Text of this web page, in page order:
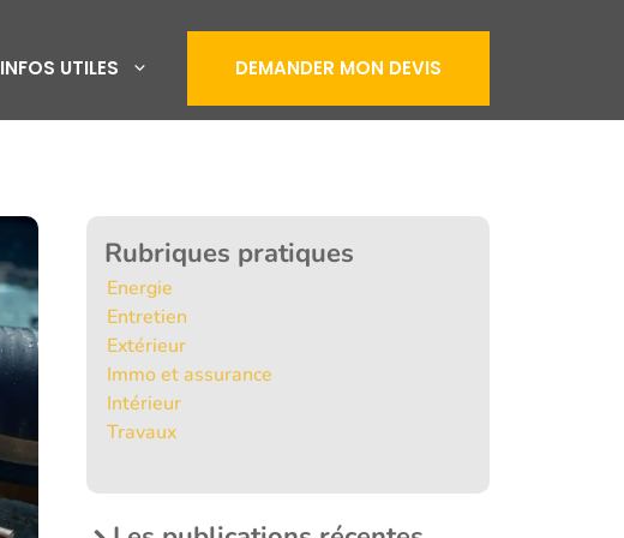
INFOS UTILES DEMANDER MON DEVIS
Rubriques pratiques
Energie
Entretien
Extérieur
Immo et assurance
Intérieur
Travaux